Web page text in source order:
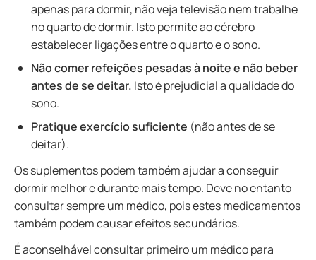
apenas para dormir, não veja televisão nem trabalhe
no quarto de dormir. Isto permite ao cérebro
estabelecer ligações entre o quarto e o sono.
Não comer refeições pesadas à noite e não beber
antes de se deitar. Isto é prejudicial a qualidade do
sono.
Pratique exercício suficiente (não antes de se
deitar).
Os suplementos podem também ajudar a conseguir
dormir melhor e durante mais tempo. Deve no entanto
consultar sempre um médico, pois estes medicamentos
também podem causar efeitos secundários.
É aconselhável consultar primeiro um médico para